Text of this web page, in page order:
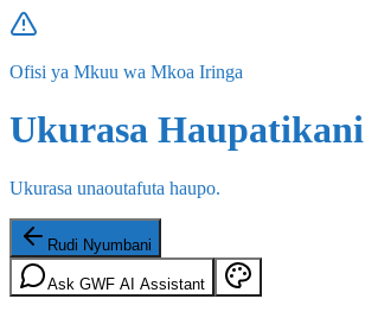
Ofisi ya Mkuu wa Mkoa Iringa
Ukurasa Haupatikani
Ukurasa unaoutafuta haupo.
Rudi Nyumbani
Ask GWF AI Assistant